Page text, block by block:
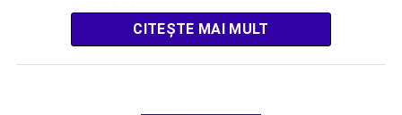
CITEȘTE MAI MULT